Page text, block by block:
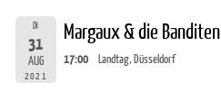
DI
31
AUG
2021
Margaux & die Banditen
17:00 Landtag, Düsseldorf